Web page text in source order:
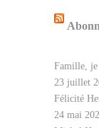
Famille, je
23 juillet
Félicité
24 mai